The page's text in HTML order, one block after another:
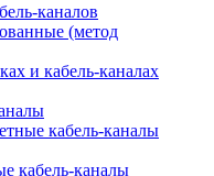
каналов
(метод
и кабель-каналах
кабель-каналы
кабель-каналы